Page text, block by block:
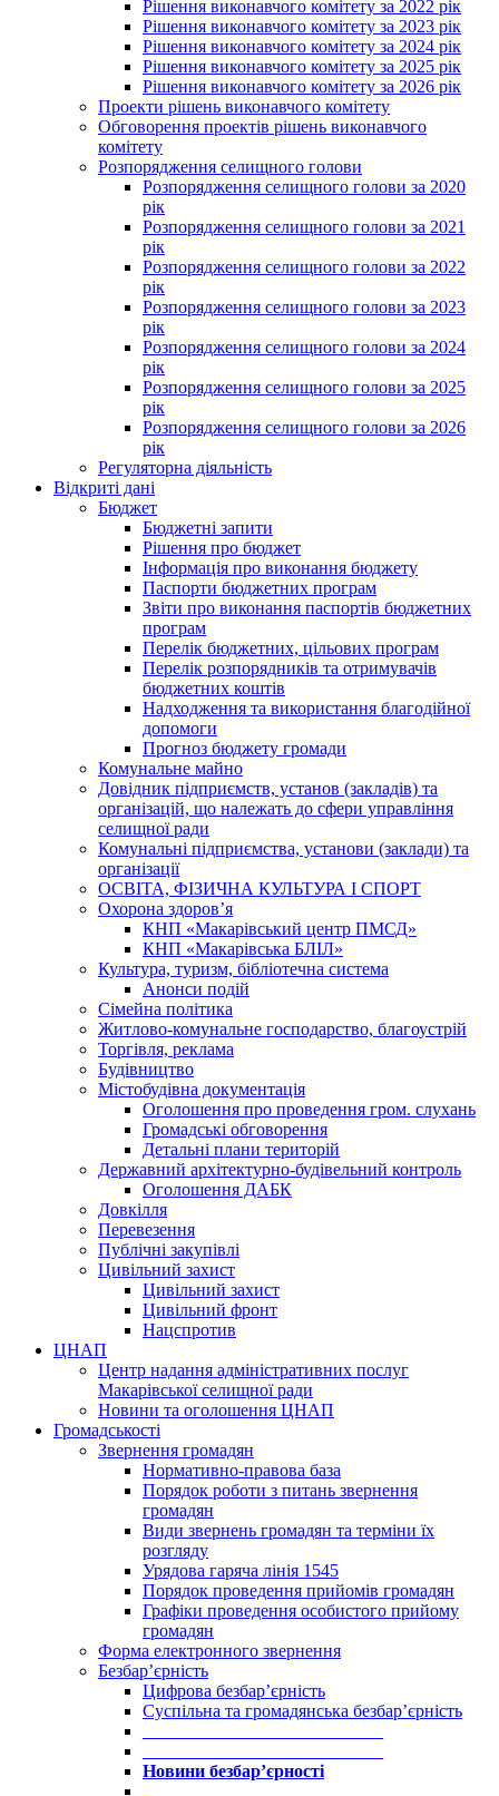
Рішення виконавчого комітету за 2022 рік
Рішення виконавчого комітету за 2023 рік
Рішення виконавчого комітету за 2024 рік
Рішення виконавчого комітету за 2025 рік
Рішення виконавчого комітету за 2026 рік
Проекти рішень виконавчого комітету
Обговорення проектів рішень виконавчого
комітету
Розпорядження селищного голови
Розпорядження селищного голови за 2020
рік
Розпорядження селищного голови за 2021
рік
Розпорядження селищного голови за 2022
рік
Розпорядження селищного голови за 2023
рік
Розпорядження селищного голови за 2024
рік
Розпорядження селищного голови за 2025
рік
Розпорядження селищного голови за 2026
рік
Регуляторна діяльність
Відкриті дані
Бюджет
Бюджетні запити
Рішення про бюджет
Інформація про виконання бюджету
Паспорти бюджетних програм
Звіти про виконання паспортів бюджетних
програм
Перелік бюджетних, цільових програм
Перелік розпорядників та отримувачів
бюджетних коштів
Надходження та використання благодійної
допомоги
Прогноз бюджету громади
Комунальне майно
Довідник підприємств, установ (закладів) та
організацій, що належать до сфери управління
селищної ради
Комунальні підприємства, установи (заклади) та
організації
ОСВІТА, ФІЗИЧНА КУЛЬТУРА І СПОРТ
Охорона здоров’я
КНП «Макарівський центр ПМСД»
КНП «Макарівська БЛІЛ»
Культура, туризм, бібліотечна система
Анонси подій
Сімейна політика
Житлово-комунальне господарство, благоустрій
Торгівля, реклама
Будівництво
Містобудівна документація
Оголошення про проведення гром. слухань
Громадські обговорення
Детальні плани територій
Державний архітектурно-будівельний контроль
Оголошення ДАБК
Довкілля
Перевезення
Публічні закупівлі
Цивільний захист
Цивільний захист
Цивільний фронт
Нацспротив
ЦНАП
Центр надання адміністративних послуг
Макарівської селищної ради
Новини та оголошення ЦНАП
Громадськості
Звернення громадян
Нормативно-правова база
Порядок роботи з питань звернення
громадян
Види звернень громадян та терміни їх
розгляду
Урядова гаряча лінія 1545
Порядок проведення прийомів громадян
Графіки проведення особистого прийому
громадян
Форма електронного звернення
Безбар’єрність
Цифрова безбар’єрність
Суспільна та громадянська безбар’єрність
Новини безбар’єрності